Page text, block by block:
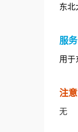
东北
服
用于
注
无